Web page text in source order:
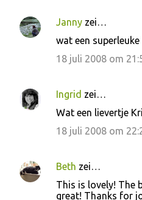
Janny zei…
wat een
18 juli 2008 om
Ingrid zei…
Wat een lievertje
18 juli 2008 om
Beth zei…
This is lovely! The
great! Thanks for